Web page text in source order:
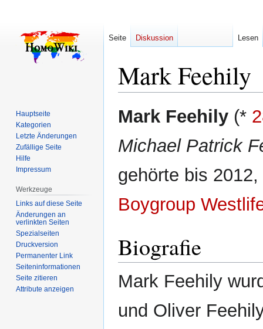
Mark Feehily
Zur
Navigation
Zur
Suche
Mark Feehily (*
Michael Patrick
gehörte bis
Boygroup
Biografie
Mark Feehily
und Oliver
Seite Diskussion Lesen
Hauptseite
Kategorien
Letzte Änderungen
Zufällige Seite
Hilfe
Impressum
Werkzeuge
Links auf diese Seite
Änderungen an
verlinkten Seiten
Spezialseiten
Druckversion
Permanenter Link
Seiten­­informationen
Seite zitieren
Attribute anzeigen